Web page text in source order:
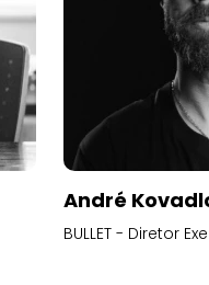
André
BULLET - Diretor